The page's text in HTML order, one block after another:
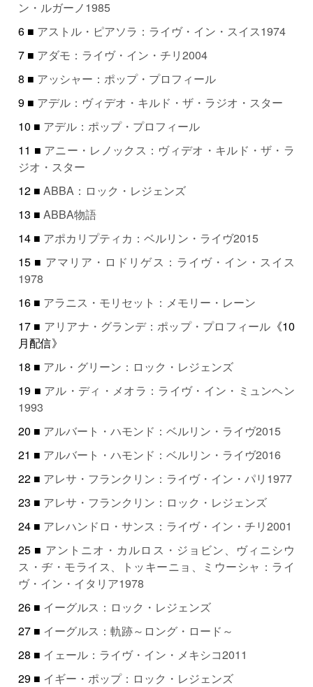
ン・ルガーノ1985
6 ■ アストル・ピアソラ：ライヴ・イン・スイス1974
7 ■ アダモ：ライヴ・イン・チリ2004
8 ■ アッシャー：ポップ・プロフィール
9 ■ アデル：ヴィデオ・キルド・ザ・ラジオ・スター
10 ■ アデル：ポップ・プロフィール
11 ■ アニー・レノックス：ヴィデオ・キルド・ザ・ラ
ジオ・スター
12 ■ABBA：ロック・レジェンズ
13 ■ABBA物語
14 ■ アポカリプティカ：ベルリン・ライヴ2015
15 ■ アマリア・ロドリゲス：ライヴ・イン・スイス
1978
16 ■ アラニス・モリセット：メモリー・レーン
17 ■ アリアナ・グランデ：ポップ・プロフィール 《10
月配信》
18 ■ アル・グリーン：ロック・レジェンズ
19 ■ アル・ディ・メオラ：ライヴ・イン・ミュンヘン
1993
20 ■ アルバート・ハモンド：ベルリン・ライヴ2015
21 ■ アルバート・ハモンド：ベルリン・ライヴ2016
22 ■ アレサ・フランクリン：ライヴ・イン・パリ1977
23 ■ アレサ・フランクリン：ロック・レジェンズ
24 ■ アレハンドロ・サンス：ライヴ・イン・チリ2001
25 ■ アントニオ・カルロス・ジョビン、ヴィニシウ
ス・ヂ・モライス、トッキーニョ、ミウーシャ：ライ
ヴ・イン・イタリア1978
26 ■ イーグルス：ロック・レジェンズ
27 ■ イーグルス：軌跡～ロング・ロード～
28 ■ イェール：ライヴ・イン・メキシコ2011
29 ■ イギー・ポップ：ロック・レジェンズ